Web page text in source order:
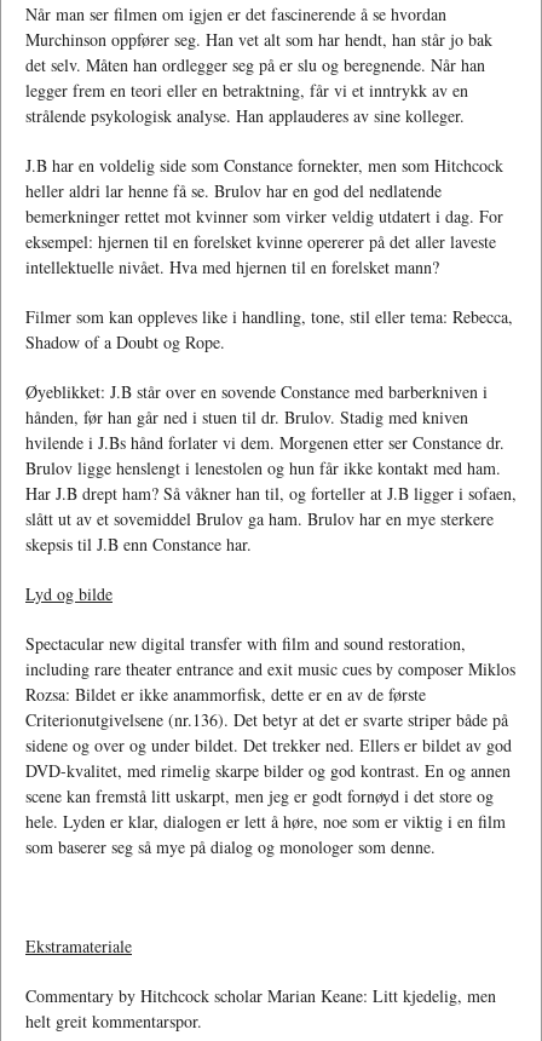
Når man ser filmen om igjen er det fascinerende å se hvordan
Murchinson oppfører seg. Han vet alt som har hendt, han står jo bak
det selv. Måten han ordlegger seg på er slu og beregnende. Når han
legger frem en teori eller en betraktning, får vi et inntrykk av en
strålende psykologisk analyse. Han applauderes av sine kolleger.
J.B har en voldelig side som Constance fornekter, men som Hitchcock
heller aldri lar henne få se. Brulov har en god del nedlatende
bemerkninger rettet mot kvinner som virker veldig utdatert i dag. For
eksempel: hjernen til en forelsket kvinne opererer på det aller laveste
intellektuelle nivået. Hva med hjernen til en forelsket mann?
Filmer som kan oppleves like i handling, tone, stil eller tema: Rebecca,
Shadow of a Doubt og Rope.
Øyeblikket: J.B står over en sovende Constance med barberkniven i
hånden, før han går ned i stuen til dr. Brulov. Stadig med kniven
hvilende i J.Bs hånd forlater vi dem. Morgenen etter ser Constance dr.
Brulov ligge henslengt i lenestolen og hun får ikke kontakt med ham.
Har J.B drept ham? Så våkner han til, og forteller at J.B ligger i sofaen,
slått ut av et sovemiddel Brulov ga ham. Brulov har en mye sterkere
skepsis til J.B enn Constance har.
Lyd og bilde
Spectacular new digital transfer with film and sound restoration,
including rare theater entrance and exit music cues by composer Miklos
Rozsa: Bildet er ikke anammorfisk, dette er en av de første
Criterionutgivelsene (nr.136). Det betyr at det er svarte striper både på
sidene og over og under bildet. Det trekker ned. Ellers er bildet av god
DVD-kvalitet, med rimelig skarpe bilder og god kontrast. En og annen
scene kan fremstå litt uskarpt, men jeg er godt fornøyd i det store og
hele. Lyden er klar, dialogen er lett å høre, noe som er viktig i en film
som baserer seg så mye på dialog og monologer som denne.
Ekstramateriale
Commentary by Hitchcock scholar Marian Keane: Litt kjedelig, men
helt greit kommentarspor.